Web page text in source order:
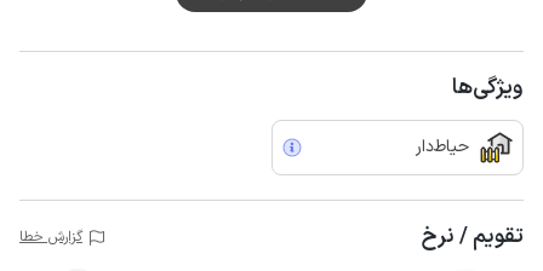
ویژگی‌ها
حیاط‌دار
تقویم / نرخ گزارش خطا